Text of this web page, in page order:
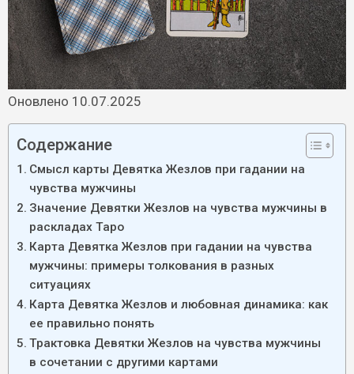
Оновлено 10.07.2025
Содержание
Смысл карты Девятка Жезлов при гадании на
чувства мужчины
Значение Девятки Жезлов на чувства мужчины в
раскладах Таро
Карта Девятка Жезлов при гадании на чувства
мужчины: примеры толкования в разных
ситуациях
Карта Девятка Жезлов и любовная динамика: как
ее правильно понять
Трактовка Девятки Жезлов на чувства мужчины
в сочетании с другими картами